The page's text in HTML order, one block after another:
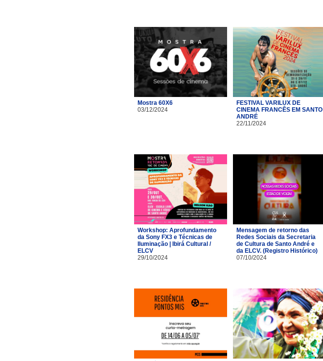
Mostra 60X6
03/12/2024
FESTIVAL VARILUX DE
CINEMA FRANCÊS EM SANTO
ANDRÉ
22/11/2024
Workshop: Aprofundamento
da Sony FX3 e Técnicas de
Iluminação | Ibirá Cultural /
ELCV
29/10/2024
Mensagem de retorno das
Redes Sociais da Secretaria
de Cultura de Santo André e
da ELCV. (Registro Histórico)
07/10/2024